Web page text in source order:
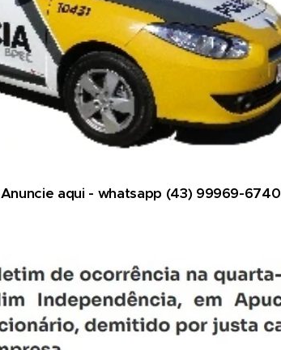
aqui - whatsapp (43) 99969-6740